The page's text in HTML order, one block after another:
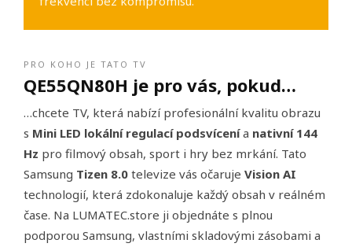
PRO KOHO JE TATO TV
QE55QN80H je pro vás, pokud…
…chcete TV, která nabízí profesionální kvalitu obrazu
s Mini LED lokální regulací podsvícenía nativní 144
Hz pro filmový obsah, sport i hry bez mrkání. Tato
Samsung Tizen 8.0 televize vás očaruje Vision AI
technologií, která zdokonaluje každý obsah v reálném
čase. Na LUMATEC.store ji objednáte s plnou
podporou Samsung, vlastními skladovými zásobami a